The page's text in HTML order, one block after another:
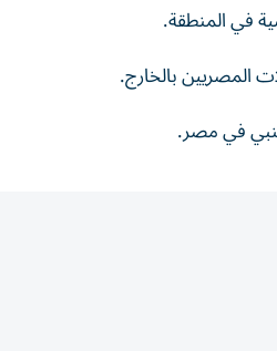
في المنطقة.
المصريين بالخارج.
في مصر.